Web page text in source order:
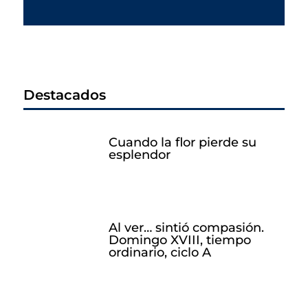
Destacados
Cuando la flor pierde su
esplendor
Al ver… sintió compasión.
Domingo XVIII, tiempo
ordinario, ciclo A